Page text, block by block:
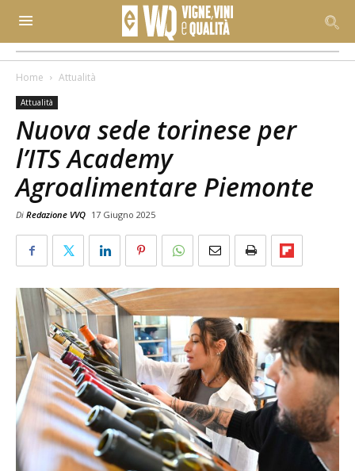
Home Attualità
Attualità
Nuova sede torinese per
l’ITS Academy
Agroalimentare Piemonte
Di Redazione VVQ 17 Giugno 2025